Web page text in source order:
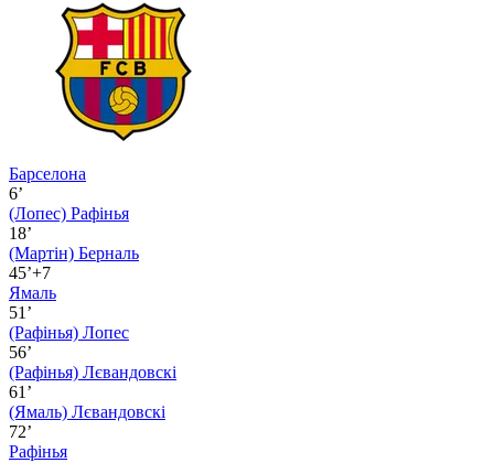
Барселона
6’
(Лопес) Рафінья
18’
(Мартін) Берналь
45’+7
Ямаль
51’
(Рафінья) Лопес
56’
(Рафінья) Лєвандовскі
61’
(Ямаль) Лєвандовскі
72’
Рафінья